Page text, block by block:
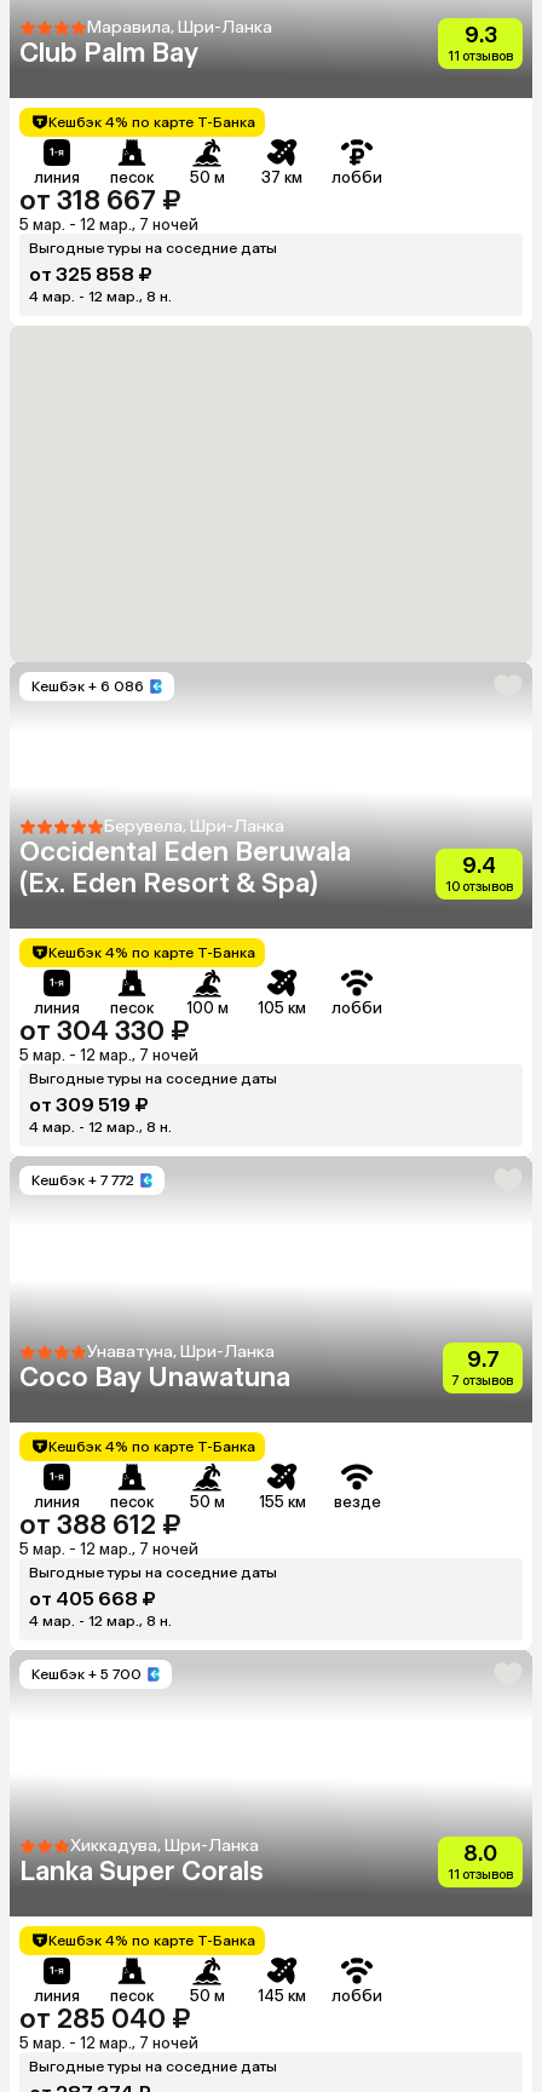
Маравила, Шри-Ланка
Club Palm Bay
9.3
11 отзывов
Кешбэк 4% по карте Т-Банка
линия песок 50 м 37 км лобби
от 318 667 ₽
5 мар. - 12 мар., 7 ночей
Выгодные туры на соседние даты
от 325 858 ₽
4 мар. - 12 мар., 8 н.
Кешбэк + 6 086
Берувела, Шри-Ланка
Occidental Eden Beruwala
(Ex. Eden Resort & Spa)
9.4
10 отзывов
Кешбэк 4% по карте Т-Банка
линия песок 100 м 105 км лобби
от 304 330 ₽
5 мар. - 12 мар., 7 ночей
Выгодные туры на соседние даты
от 309 519 ₽
4 мар. - 12 мар., 8 н.
Кешбэк + 7 772
Унаватуна, Шри-Ланка
Coco Bay Unawatuna
9.7
7 отзывов
Кешбэк 4% по карте Т-Банка
линия песок 50 м 155 км везде
от 388 612 ₽
5 мар. - 12 мар., 7 ночей
Выгодные туры на соседние даты
от 405 668 ₽
4 мар. - 12 мар., 8 н.
Кешбэк + 5 700
Хиккадува, Шри-Ланка
Lanka Super Corals
8.0
11 отзывов
Кешбэк 4% по карте Т-Банка
линия песок 50 м 145 км лобби
от 285 040 ₽
5 мар. - 12 мар., 7 ночей
Выгодные туры на соседние даты